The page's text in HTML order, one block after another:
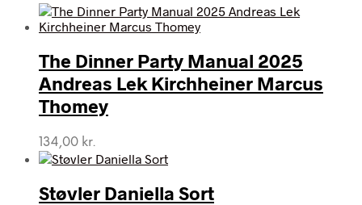
The Dinner Party Manual 2025
Andreas Lek Kirchheiner Marcus
Thomey
134,00 kr.
Støvler Daniella Sort